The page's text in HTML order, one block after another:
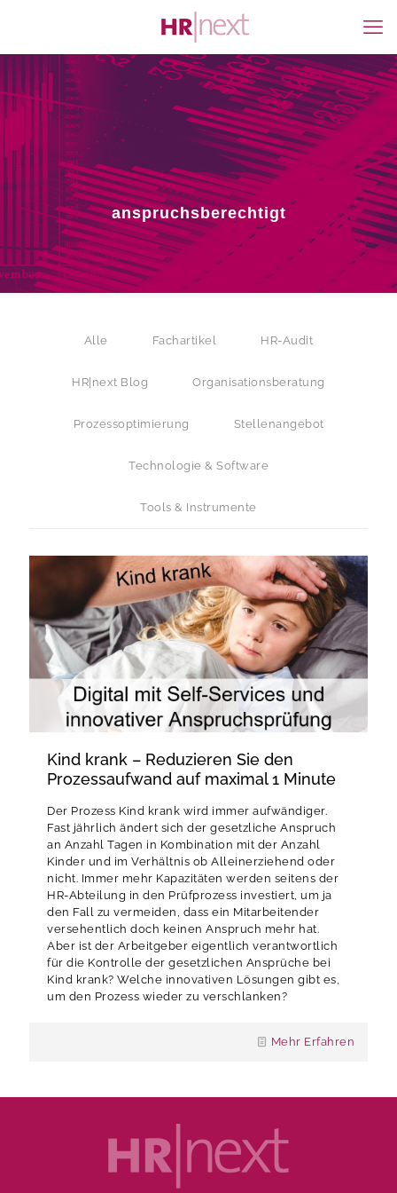
anspruchsberechtigt
Alle Fachartikel HR-Audit
HR|next Blog Organisationsberatung
Prozessoptimierung Stellenangebot
Technologie & Software
Tools & Instrumente
Kind krank – Reduzieren Sie den
Prozessaufwand auf maximal 1 Minute
Der Prozess Kind krank wird immer aufwändiger.
Fast jährlich ändert sich der gesetzliche Anspruch
an Anzahl Tagen in Kombination mit der Anzahl
Kinder und im Verhältnis ob Alleinerziehend oder
nicht. Immer mehr Kapazitäten werden seitens der
HR-Abteilung in den Prüfprozess investiert, um ja
den Fall zu vermeiden, dass ein Mitarbeitender
versehentlich doch keinen Anspruch mehr hat.
Aber ist der Arbeitgeber eigentlich verantwortlich
für die Kontrolle der gesetzlichen Ansprüche bei
Kind krank? Welche innovativen Lösungen gibt es,
um den Prozess wieder zu verschlanken?
Mehr Erfahren